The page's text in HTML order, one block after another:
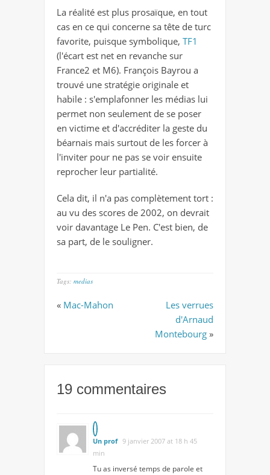
La réalité est plus prosaïque, en tout
cas en ce qui concerne sa tête de turc
favorite, puisque symbolique, TF1
(l'écart est net en revanche sur
France2 et M6). François Bayrou a
trouvé une stratégie originale et
habile : s'emplafonner les médias lui
permet non seulement de se poser
en victime et d'accréditer la geste du
béarnais mais surtout de les forcer à
l'inviter pour ne pas se voir ensuite
reprocher leur partialité.
Cela dit, il n'a pas complètement tort :
au vu des scores de 2002, on devrait
voir davantage Le Pen. C'est bien, de
sa part, de le souligner.
Tags: medias
« Mac-Mahon
Les verrues
d'Arnaud
Montebourg »
19 commentaires
Un prof 9 janvier 2007 at 18 h 45
min
Tu as inversé temps de parole et